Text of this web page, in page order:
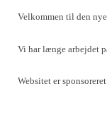
Velkommen til den
Vi har længe arbejdet
Websitet er